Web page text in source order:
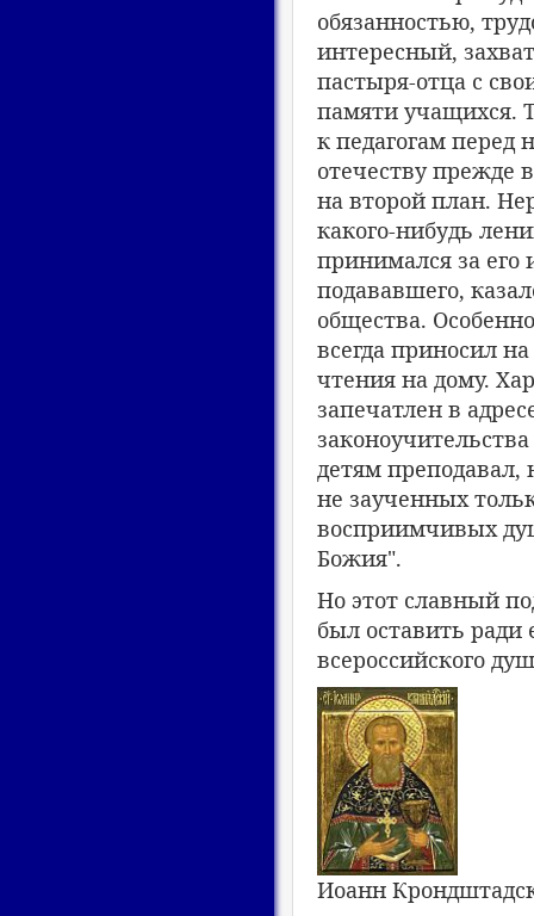
обязанностью,
интересный,
пастыря-отца с
памяти учащихся.
к педагогам перед
отечеству прежде
на второй план.
какого-нибудь
принимался за его
подававшего,
общества.
всегда приносил
чтения на дому.
запечатлен в
детям
не заученных
восприимчивых
Божия".
Но этот славный
был оставить ради
всероссийского
Иоанн